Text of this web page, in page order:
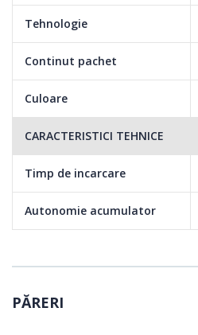
SITE DUBLE INDEPENDENTE
Tehnologie
Continut pachet
Culoare
CARACTERISTICI TEHNICE
Timp de incarcare
Autonomie acumulator
PĂRERI